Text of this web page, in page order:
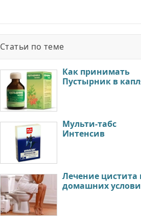
Статьи по теме
Как принимать
Пустырник в
Мульти-табс
Интенсив
Лечение цистита
домашних